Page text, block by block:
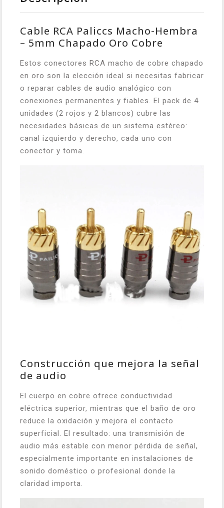
Cable RCA Paliccs Macho-Hembra
– 5mm Chapado Oro Cobre
Estos conectores RCA macho de cobre chapado
en oro son la elección ideal si necesitas fabricar
o reparar cables de audio analógico con
conexiones permanentes y fiables. El pack de 4
unidades (2 rojos y 2 blancos) cubre las
necesidades básicas de un sistema estéreo:
canal izquierdo y derecho, cada uno con
conector y toma.
Construcción que mejora la señal
de audio
El cuerpo en cobre ofrece conductividad
eléctrica superior, mientras que el baño de oro
reduce la oxidación y mejora el contacto
superficial. El resultado: una transmisión de
audio más estable con menor pérdida de señal,
especialmente importante en instalaciones de
sonido doméstico o profesional donde la
claridad importa.